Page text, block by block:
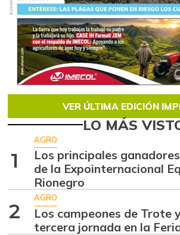
VER ÚLTIMA EDICIÓN
LO MÁS
1
AGRO
Los principales
de la Expointernacional
Rionegro
2
AGRO
Los campeones de Trote
tercera jornada en la